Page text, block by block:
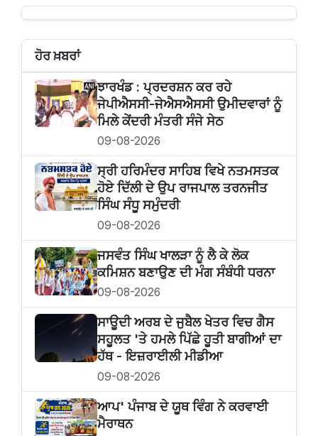
ਹੋਰ ਖ਼ਬਰਾਂ
ਝਾਰਖੰਡ : ਪ੍ਰਦਰਸ਼ਨ ਕਰ ਰਹੇ
ਜੇਪੀਐਸਸੀ-ਜੇਐਸਐਸਸੀ ਉਮੀਦਵਾਰਾਂ ਨੂੰ
ਮਿਲੇ ਕੇਂਦਰੀ ਮੰਤਰੀ ਸੰਜੇ ਸੇਠ
09-08-2026
ਸ੍ਰੀ ਹਰਿਮੰਦਰ ਸਾਹਿਬ ਵਿਖੇ ਨਤਮਸਤਕ
ਹੋਏ ਦਿੱਲੀ ਦੇ ਉਪ ਰਾਜਪਾਲ ਤਰਨਜੀਤ
ਸਿੰਘ ਸੰਧੂ ਸਮੁੰਦਰੀ
09-08-2026
ਜਸਵੰਤ ਸਿੰਘ ਖਾਲੜਾ ਨੂੰ ਲੈ ਕੇ ਲੋਕ
ਕਮਿਸ਼ਨ ਬਣਾਉਣ ਦੀ ਮੰਗ ਸੰਬੰਧੀ ਧਰਨਾ
09-08-2026
ਸਾਊਦੀ ਅਰਬ ਦੇ ਜੁਬੈਲ ਖੇਤਰ ਵਿਚ ਗੈਸ
ਸਹੂਲਤ 'ਤੇ ਹਮਲੇ ਪਿੱਛੇ ਹੂਤੀ ਬਾਗੀਆਂ ਦਾ
ਹੱਥ - ਇਜ਼ਰਾਈਲੀ ਮੀਡੀਆ
09-08-2026
ਆਪ' ਪੰਜਾਬ ਦੇ ਯੂਥ ਵਿੰਗ ਨੇ ਕਰਵਾਈ
ਮੈਰਾਥਨ